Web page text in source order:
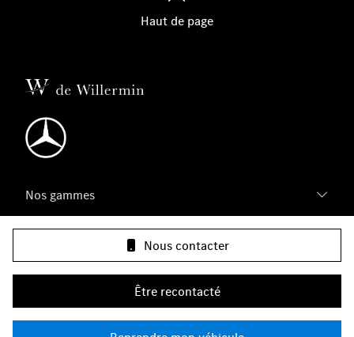
Nous contacter
Être recontacté
Haut de page
Nos gammes
Groupe de Willermin